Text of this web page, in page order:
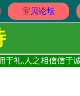
宝贝论坛
于礼,人之相信信于